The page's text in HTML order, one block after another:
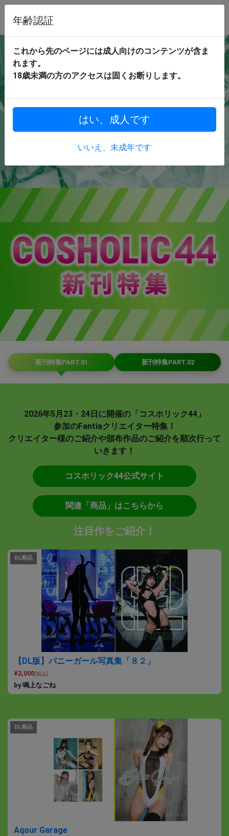
新刊特集PART.01 新刊特集PART.02
2026年5月23・24日に開催の「コスホリック44」
参加のFantiaクリエイター特集！
クリエイター様のご紹介や頒布作品のご紹介を順次行って
いきます！
コスホリック44公式サイト
関連「商品」はこちらから
注目作をご紹介！
DL商品
【DL版】バニーガール写真集「８２」
¥2,000(税込)
by 鳴上なごね
DL商品
Aqour Garage
年齢認証
これから先のページには成人向けのコンテンツが含ま
れます。
18歳未満の方のアクセスは固くお断りします。
はい、成人です
いいえ、未成年です